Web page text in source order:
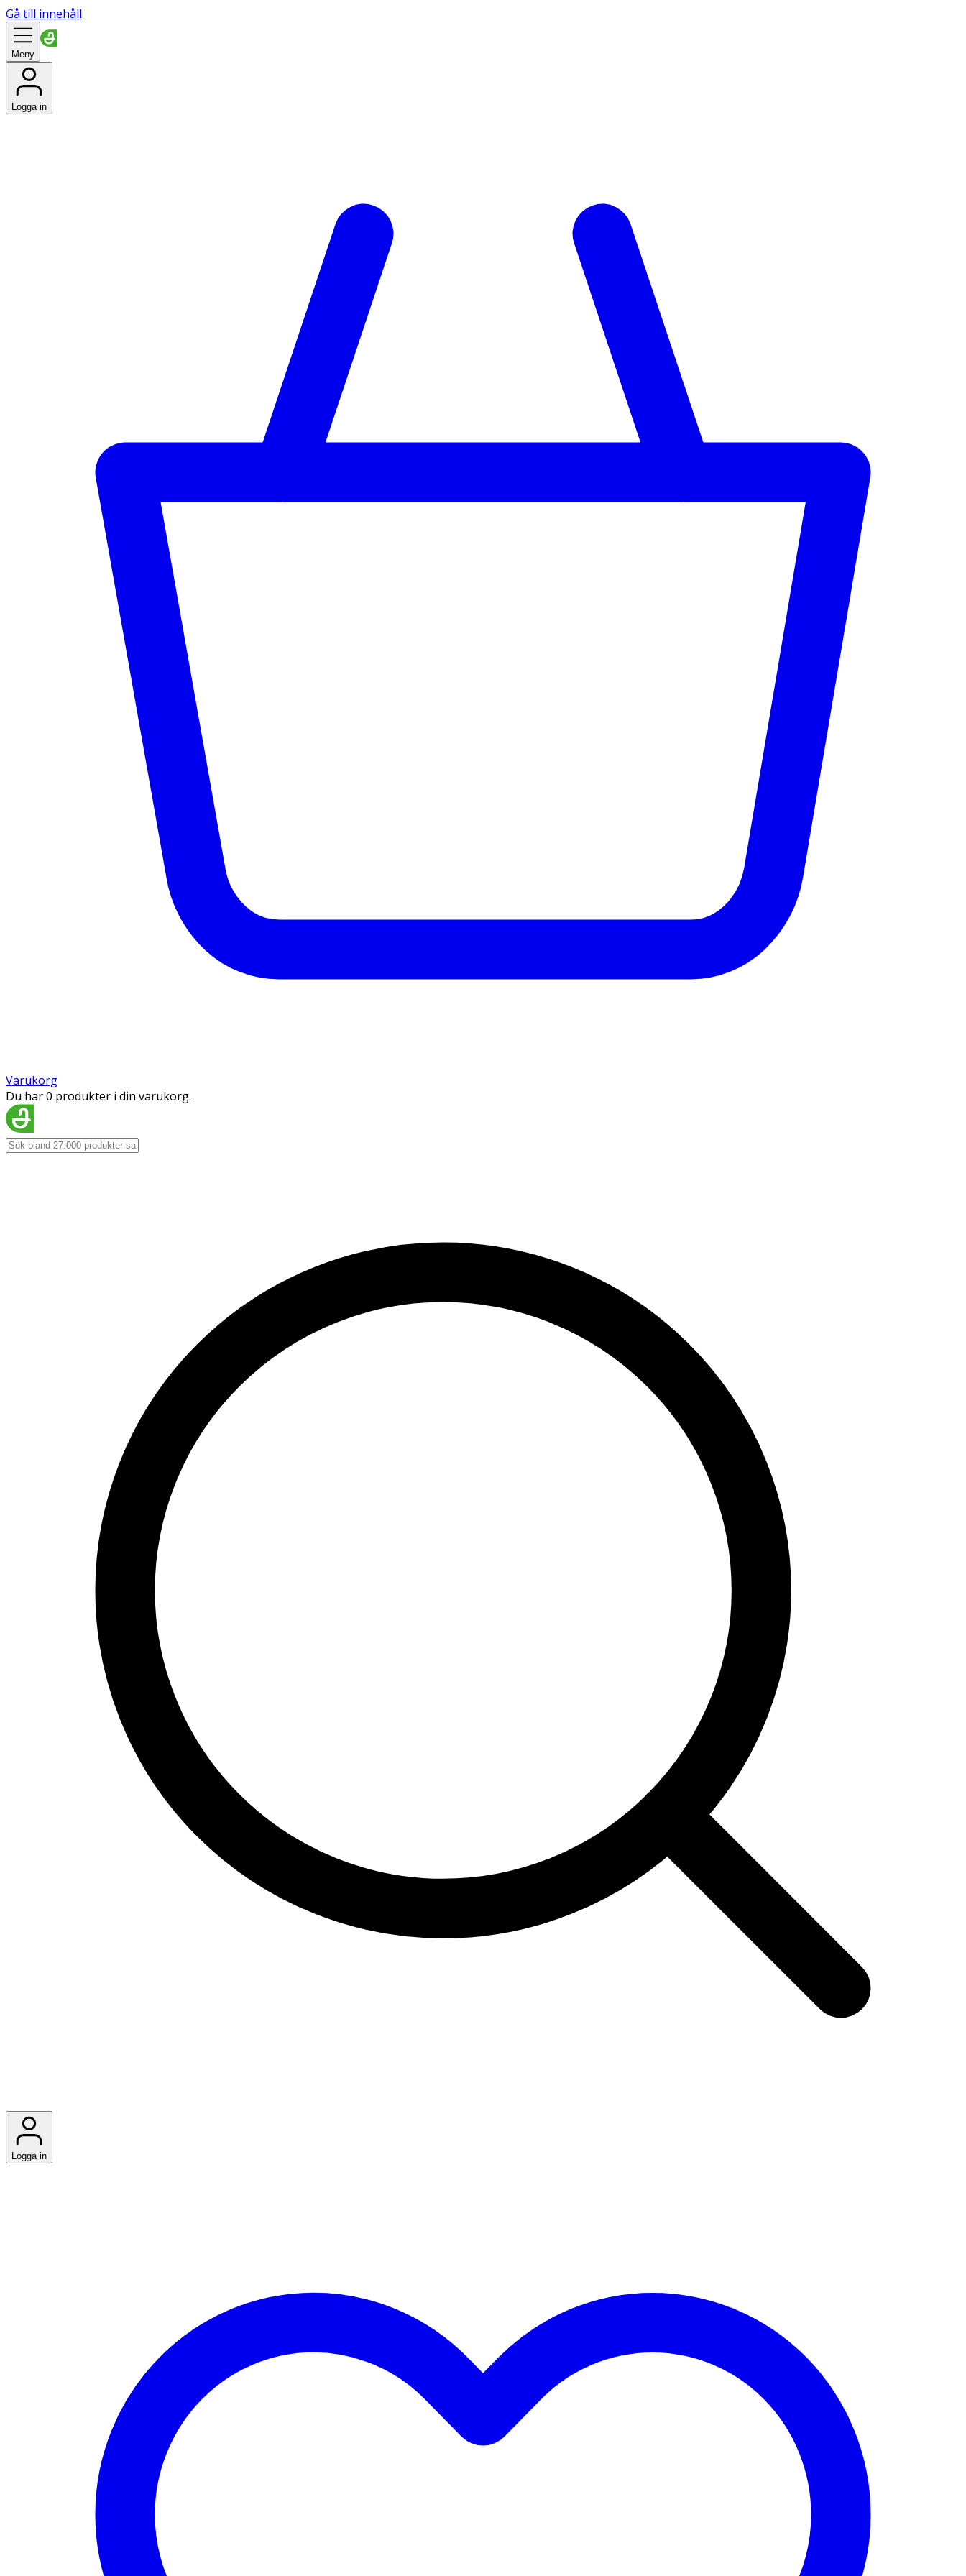
Gå till innehåll
Meny
Logga in
Varukorg
Du har 0 produkter i din varukorg.
Logga in